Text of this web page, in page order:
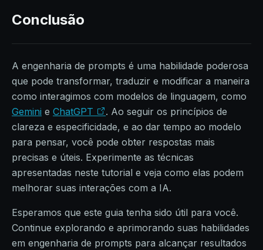
Conclusão
A engenharia de prompts é uma habilidade poderosa
que pode transformar, traduzir e modificar a maneira
como interagimos com modelos de linguagem, como
Gemini e ChatGPT
. Ao seguir os princípios de
clareza e especificidade, e ao dar tempo ao modelo
para pensar, você pode obter respostas mais
precisas e úteis. Experimente as técnicas
apresentadas neste tutorial e veja como elas podem
melhorar suas interações com a IA.
Esperamos que este guia tenha sido útil para você.
Continue explorando e aprimorando suas habilidades
em engenharia de prompts para alcançar resultados